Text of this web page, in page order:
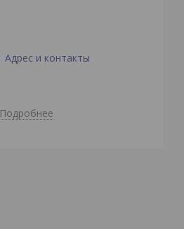
Адрес и контакты
Подробнее